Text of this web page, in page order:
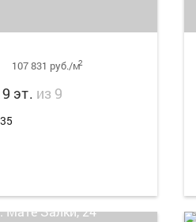
107 831 руб./м2
9 эт. из 9